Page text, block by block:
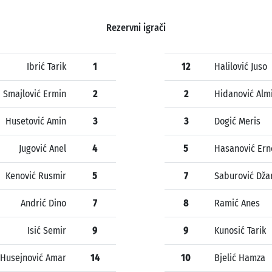
Rezervni igrači
Ibrić Tarik 1
Smajlović Ermin 2
Husetović Amin 3
Jugović Anel 4
Kenović Rusmir 5
Andrić Dino 7
Isić Semir 9
Husejnović Amar 14
12 Halilović Juso
2 Hidanović
3 Dogić Meris
5 Hasanović
7 Saburović
8 Ramić Anes
9 Kunosić Tarik
10 Bjelić Hamza